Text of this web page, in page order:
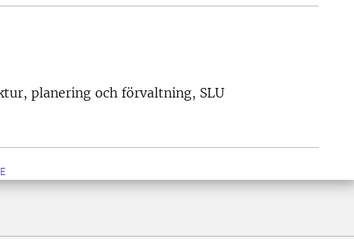
planering och förvaltning, SLU